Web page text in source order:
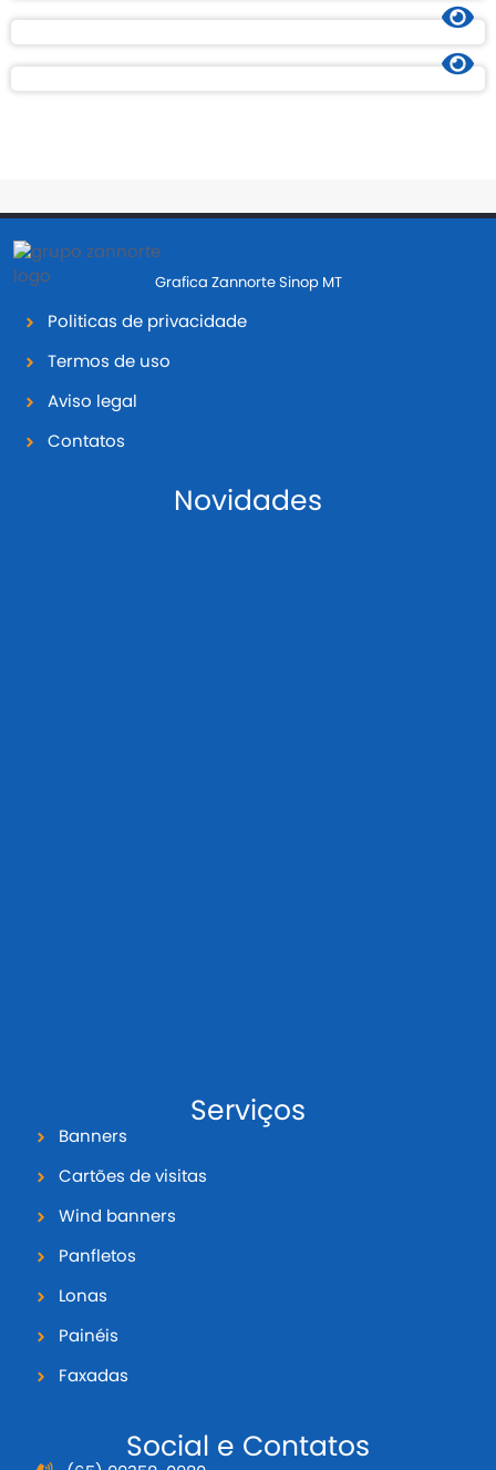
Grafica Zannorte Sinop MT
Politicas de privacidade
Termos de uso
Aviso legal
Contatos
Novidades
Serviços
Banners
Cartões de visitas
Wind banners
Panfletos
Lonas
Painéis
Faxadas
Social e Contatos